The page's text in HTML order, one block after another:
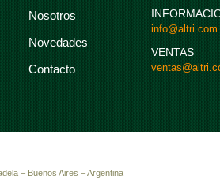
Nosotros
Novedades
Contacto
VENTAS
– Buenos Aires – Argentina